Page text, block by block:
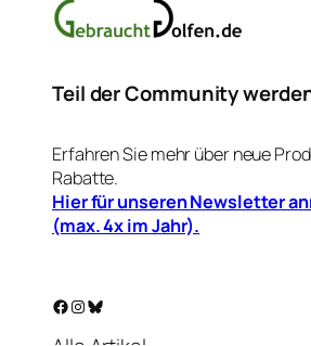
Teil der Community
Erfahren Sie mehr über neue
Rabatte.
Hier für unseren Newsletter
(max. 4x im Jahr).
Facebook Instagram Bluesky